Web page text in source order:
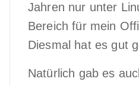
Jahren nur unter
Bereich für mein
Diesmal hat es gut
Natürlich gab es